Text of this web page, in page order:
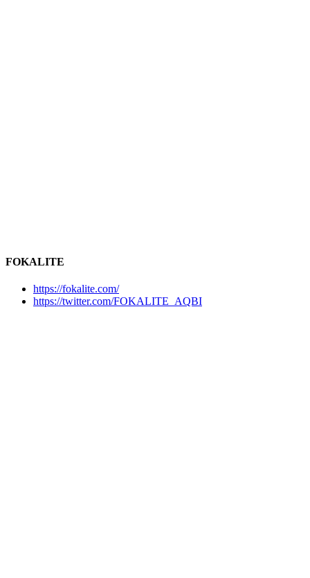
FOKALITE
https://fokalite.com/
https://twitter.com/FOKALITE_AQBI